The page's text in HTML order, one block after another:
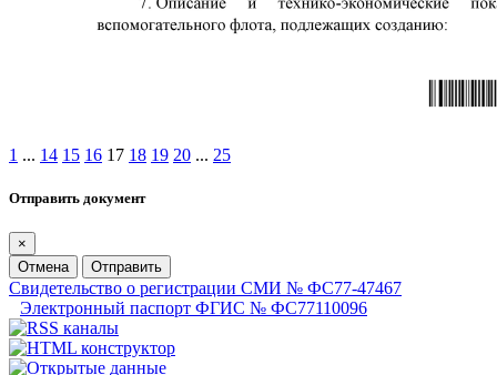
1 ... 14 15 16 17 18 19 20 ... 25
Отправить документ
×
Отмена
Отправить
Свидетельство о регистрации СМИ № ФС77-47467
Электронный паспорт ФГИС № ФС77110096